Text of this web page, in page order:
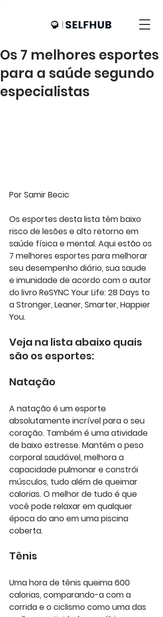
Os 7 melhores esportes
para a saúde segundo
especialistas
Por Samir Becic
Os esportes desta lista têm baixo
risco de lesões e alto retorno em
saúde física e mental. Aqui estão os
7 melhores esportes para melhorar
seu desempenho diário, sua saude
e imunidade de acordo com o autor
do livro ReSYNC Your Life: 28 Days to
a Stronger, Leaner, Smarter, Happier
You.
Veja na lista abaixo quais
são os esportes:
Natação
A natação é um esporte
absolutamente incrível para o seu
coração. Também é uma atividade
de baixo estresse. Mantém o peso
corporal saudável, melhora a
capacidade pulmonar e constrói
músculos, tudo além de queimar
calorias. O melhor de tudo é que
você pode relaxar em qualquer
época do ano em uma piscina
coberta.
Tênis
Uma hora de tênis queima 600
calorias, comparando-a com a
corrida e o ciclismo como uma das